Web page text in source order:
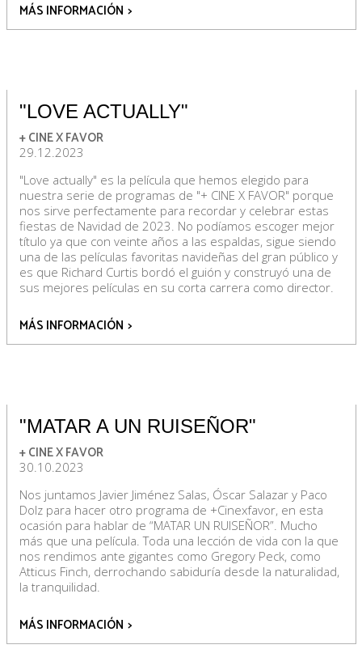
MÁS INFORMACIÓN >
"LOVE ACTUALLY"
+ CINE X FAVOR
29.12.2023
"Love actually" es la película que hemos elegido para
nuestra serie de programas de "+ CINE X FAVOR" porque
nos sirve perfectamente para recordar y celebrar estas
fiestas de Navidad de 2023. No podíamos escoger mejor
título ya que con veinte años a las espaldas, sigue siendo
una de las películas favoritas navideñas del gran público y
es que Richard Curtis bordó el guión y construyó una de
sus mejores películas en su corta carrera como director.
MÁS INFORMACIÓN >
"MATAR A UN RUISEÑOR"
+ CINE X FAVOR
30.10.2023
Nos juntamos Javier Jiménez Salas, Óscar Salazar y Paco
Dolz para hacer otro programa de +Cinexfavor, en esta
ocasión para hablar de “MATAR UN RUISEÑOR”. Mucho
más que una película. Toda una lección de vida con la que
nos rendimos ante gigantes como Gregory Peck, como
Atticus Finch, derrochando sabiduría desde la naturalidad,
la tranquilidad.
MÁS INFORMACIÓN >